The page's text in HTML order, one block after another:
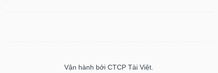
Vận hành bởi CTCP Tài Việt.